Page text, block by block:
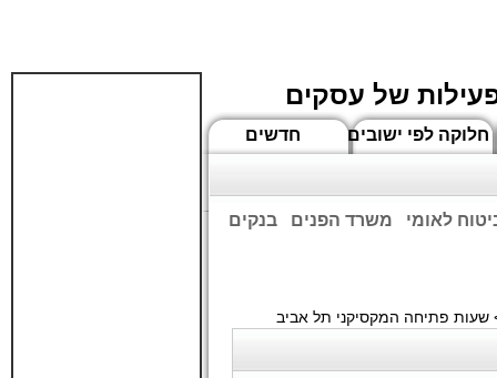
של עסקים
חדשים חלוקה לפי ישובים
בנקים משרד הפנים לאומי
שעות פתיחה המקסיקני תל אביב